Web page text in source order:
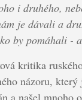
i druhého,
je dávali a
by pomáhali -
kritika
názoru,